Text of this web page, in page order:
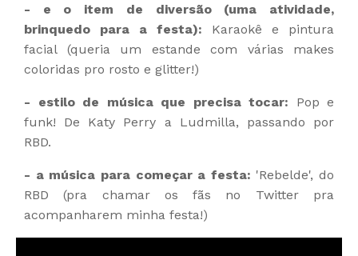
- e o item de diversão (uma atividade,
brinquedo para a festa): Karaokê e pintura
facial (queria um estande com várias makes
coloridas pro rosto e glitter!)
- estilo de música que precisa tocar: Pop e
funk! De Katy Perry a Ludmilla, passando por
RBD.
- a música para começar a festa: 'Rebelde', do
RBD (pra chamar os fãs no Twitter pra
acompanharem minha festa!)